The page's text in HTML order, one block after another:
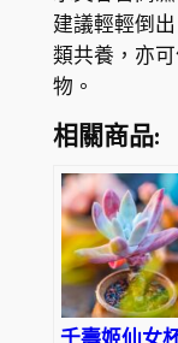
建議輕輕倒
類共養，亦
物。
相關商品: